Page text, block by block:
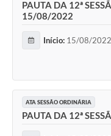
PAUTA DA 12ª
15/08/2022
Início: 15/08/2022
ATA SESSÃO ORDINÁRIA
PAUTA DA 12ª